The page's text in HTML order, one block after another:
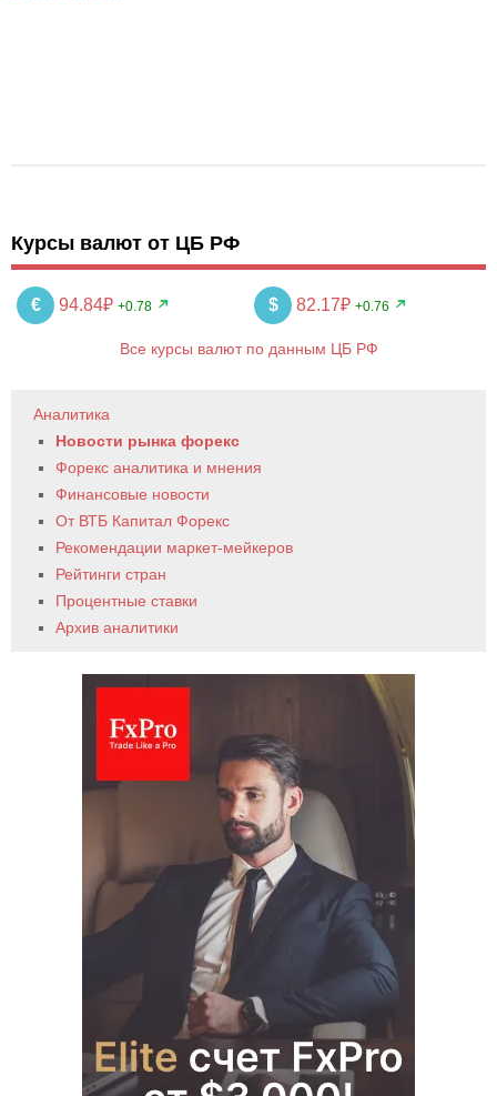
Курсы валют от ЦБ РФ
€ 94.84₽ +0.78 $ 82.17₽ +0.76
Все курсы валют по данным ЦБ РФ
Аналитика
Новости рынка форекс
Форекс аналитика и мнения
Финансовые новости
От ВТБ Капитал Форекс
Рекомендации маркет-мейкеров
Рейтинги стран
Процентные ставки
Архив аналитики